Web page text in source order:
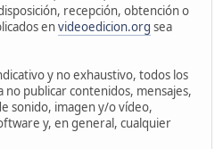
recepción, obtención o
envideoedicion.org sea
y no exhaustivo, todos los
publicar contenidos, mensajes,
sonido, imagen y/o vídeo,
y, en general, cualquier